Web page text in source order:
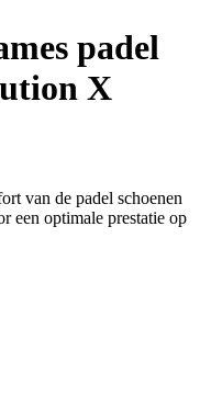
padel
X
van de padel schoenen
een optimale prestatie op